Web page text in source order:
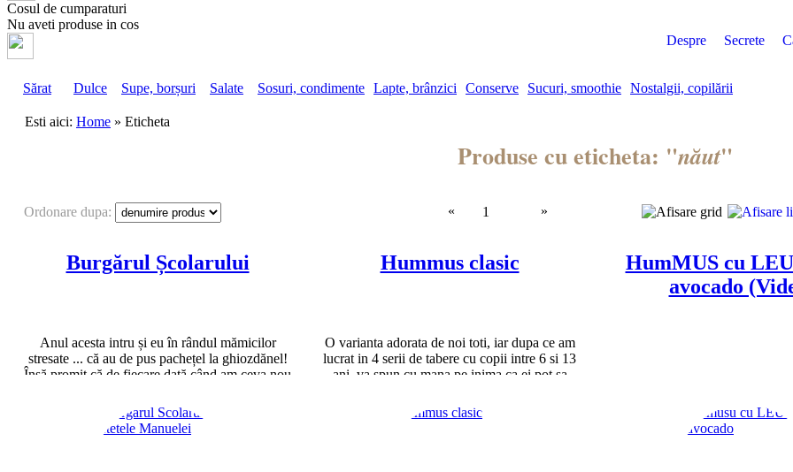
Cosul de cumparaturi
Nu aveti produse in cos
Despre
Secrete
Sărat Dulce Supe, borșuri Salate Sosuri, condimente Lapte, brânzici Conserve Sucuri, smoothie Nostalgii, copilării
Esti aici: Home » Eticheta
Produse cu eticheta: "năut"
Ordonare dupa: « 1 »
Burgărul Școlarului
Anul acesta intru și eu în rândul mămicilor
stresate ... că au de pus pachețel la ghiozdănel!
Însă promit că de fiecare dată când am ceva nou
Hummus clasic
O varianta adorata de noi toti, iar dupa ce am
lucrat in 4 serii de tabere cu copii intre 6 si 13
ani, va spun cu mana pe inima ca ei pot sa
HumMUS cu
avocado